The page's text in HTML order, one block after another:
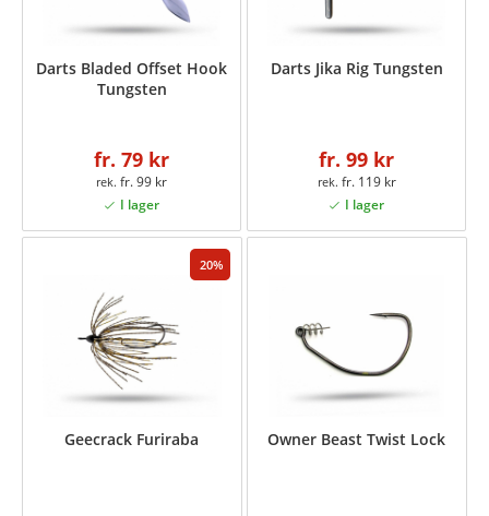
Darts Bladed Offset Hook
Tungsten
fr. 79 kr
fr. 99 kr
Darts Jika Rig Tungsten
fr. 99 kr
fr. 119 kr
20
Geecrack Furiraba Owner Beast Twist Lock